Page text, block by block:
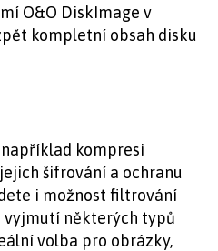
O&O DiskImage v
kompletní obsah disku
kompresi
šifrování a ochranu
i možnost filtrování
vyjmutí některých typů
volba pro obrázky,